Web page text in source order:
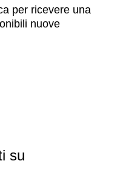
per ricevere una
nuove
su